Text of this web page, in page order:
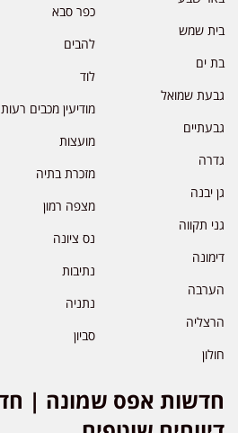
בית שמש
בת ים
גבעת שמואל
גבעתיים
גדרה
גן יבנה
גני תקווה
דימונה
הערבה
הרצליה
חולון
כפר סבא
להבים
לוד
מודיעין מכבים רעות
מועצות
מזכרת בתיה
מצפה רמון
נס ציונה
נתיבות
נתניה
סביון